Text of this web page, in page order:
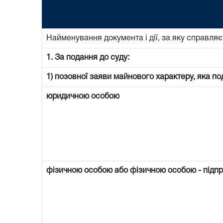
Найменування документа і дії, за яку
1. За подання до суду:
1) позовної заяви майнового характеру, яка
юридичною особою
фізичною особою або фізичною особою -